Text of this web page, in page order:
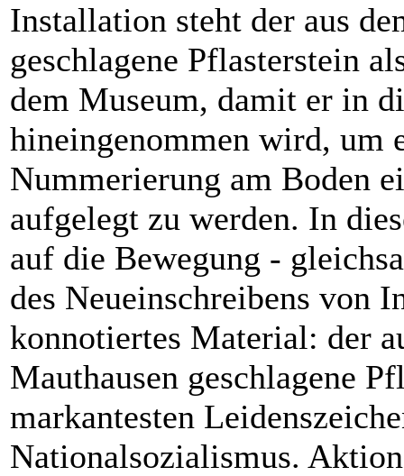
Installation steht der aus
geschlagene Pflasterstein
dem Museum, damit er in
hineingenommen wird, um
Nummerierung am Boden
aufgelegt zu werden. In
auf die Bewegung -
des Neueinschreibens von
konnotiertes Material: der
Mauthausen geschlagene
markantesten
Nationalsozialismus.